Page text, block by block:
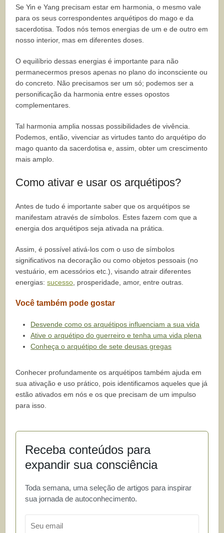
Se Yin e Yang precisam estar em harmonia, o mesmo vale
para os seus correspondentes arquétipos do mago e da
sacerdotisa. Todos nós temos energias de um e de outro em
nosso interior, mas em diferentes doses.
O equilíbrio dessas energias é importante para não
permanecermos presos apenas no plano do inconsciente ou
do concreto. Não precisamos ser um só; podemos ser a
personificação da harmonia entre esses opostos
complementares.
Tal harmonia amplia nossas possibilidades de vivência.
Podemos, então, vivenciar as virtudes tanto do arquétipo do
mago quanto da sacerdotisa e, assim, obter um crescimento
mais amplo.
Como ativar e usar os arquétipos?
Antes de tudo é importante saber que os arquétipos se
manifestam através de símbolos. Estes fazem com que a
energia dos arquétipos seja ativada na prática.
Assim, é possível ativá-los com o uso de símbolos
significativos na decoração ou como objetos pessoais (no
vestuário, em acessórios etc.), visando atrair diferentes
energias:sucesso, prosperidade, amor, entre outras.
Você também pode gostar
Desvende como os arquétipos influenciam a sua vida
Ative o arquétipo do guerreiro e tenha uma vida plena
Conheça o arquétipo de sete deusas gregas
Conhecer profundamente os arquétipos também ajuda em
sua ativação e uso prático, pois identificamos aqueles que já
estão ativados em nós e os que precisam de um impulso
para isso.
Receba conteúdos para
expandir sua consciência
Toda semana, uma seleção de artigos para inspirar
sua jornada de autoconhecimento.